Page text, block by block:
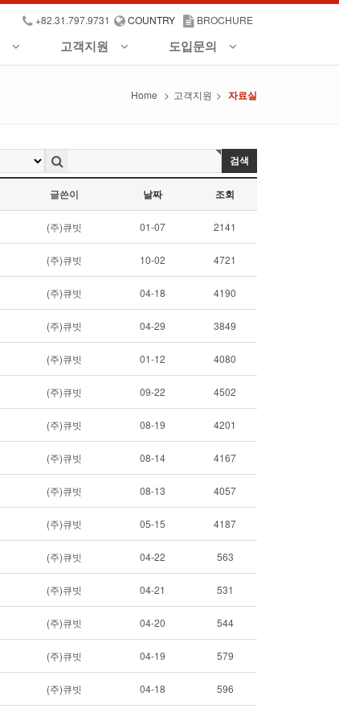
+82.31.797.9731 COUNTRY BROCHURE
고객지원 도입문의
Home > 고객지원 > 자료실
검색
글쓴이 날짜 조회
(주)큐빗 01-07 2141
(주)큐빗 10-02 4721
(주)큐빗 04-18 4190
(주)큐빗 04-29 3849
(주)큐빗 01-12 4080
(주)큐빗 09-22 4502
(주)큐빗 08-19 4201
(주)큐빗 08-14 4167
(주)큐빗 08-13 4057
(주)큐빗 05-15 4187
(주)큐빗 04-22 563
(주)큐빗 04-21 531
(주)큐빗 04-20 544
(주)큐빗 04-19 579
(주)큐빗 04-18 596